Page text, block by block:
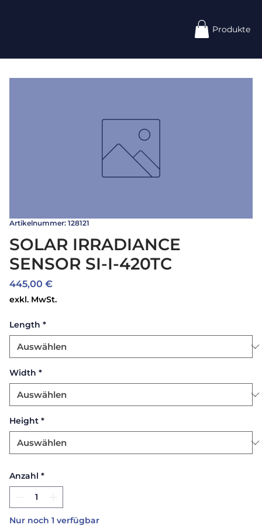
Produkte
Artikelnummer: 128121
SOLAR IRRADIANCE
SENSOR SI-I-420TC
445,00 €Preis
exkl. MwSt.
Length *
Width *
Height *
Anzahl *
Nur noch 1 verfügbar